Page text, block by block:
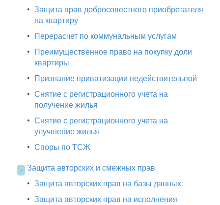
• Защита прав добросовестного приобретателя
на квартиру
• Перерасчет по коммунальным услугам
• Преимущественное право на покупку доли
квартиры
• Признание приватизации недействительной
• Снятие с регистрационного учета на
получение жилья
• Снятие с регистрационного учета на
улучшение жилья
• Споры по ТСЖ
- Защита авторских и смежных прав
• Защита авторских прав на базы данных
• Защита авторских прав на исполнения